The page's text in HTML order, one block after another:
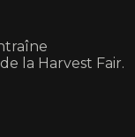
la Harvest Fair.